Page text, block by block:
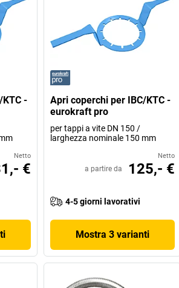
-
Netto
€
Apri coperchi per IBC/KTC -
eurokraft pro
per tappi a vite DN 150 /
larghezza nominale 150 mm
Netto
a partire da 125,- €
4-5 giorni lavorativi
Mostra 3 varianti